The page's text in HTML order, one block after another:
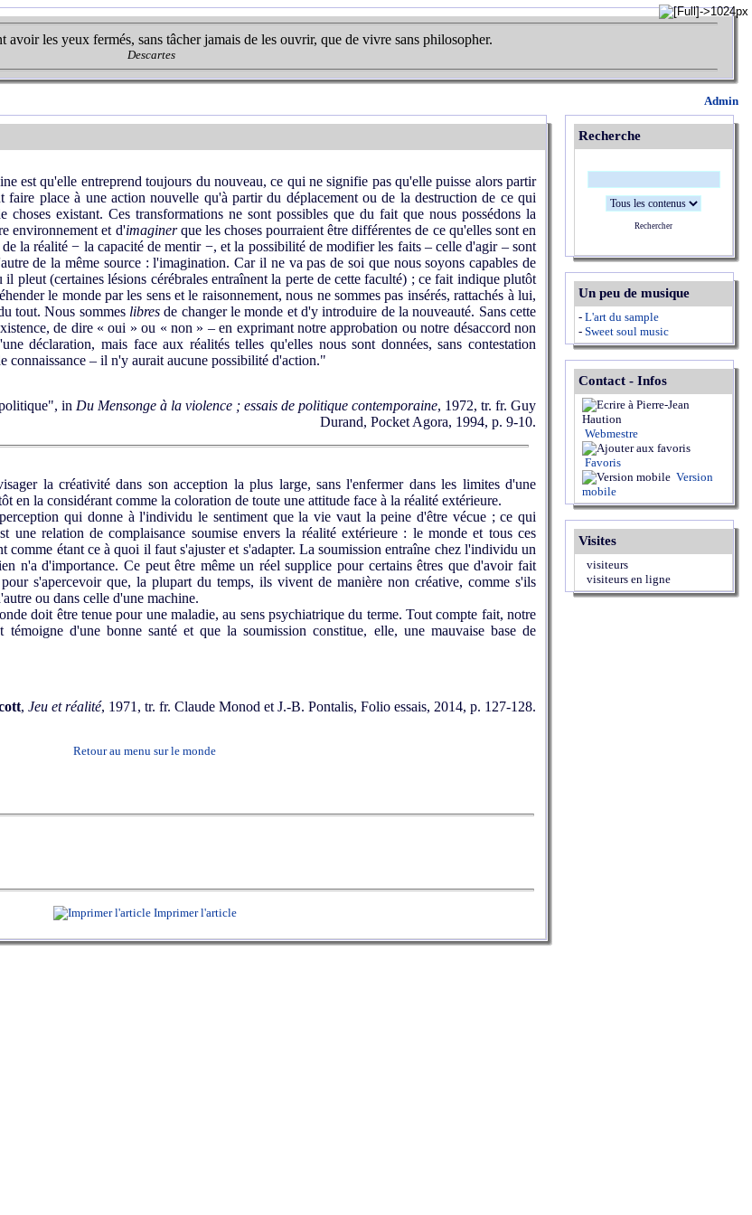
avoir les yeux fermés, sans tâcher jamais de les ouvrir, que de vivre sans philosopher.
Descartes
Admin
est qu'elle entreprend toujours du nouveau, ce qui ne signifie pas qu'elle puisse alors partir
place à une action nouvelle qu'à partir du déplacement ou de la destruction de ce qui
existant. Ces transformations ne sont possibles que du fait que nous possédons la
environnement et d'imaginerque les choses pourraient être différentes de ce qu'elles sont en
la réalité − la capacité de mentir −, et la possibilité de modifier les faits – celle d'agir – sont
de la même source : l'imagination. Car il ne va pas de soi que nous soyons capables de
pleut (certaines lésions cérébrales entraînent la perte de cette faculté) ; ce fait indique plutôt
le monde par les sens et le raisonnement, nous ne sommes pas insérés, rattachés à lui,
tout. Nous sommes libres de changer le monde et d'y introduire de la nouveauté. Sans cette
de dire « oui » ou « non » – en exprimant notre approbation ou notre désaccord non
déclaration, mais face aux réalités telles qu'elles nous sont données, sans contestation
connaissance – il n'y aurait aucune possibilité d'action."
in Du Mensonge à la violence ; essais de politique contemporaine, 1972, tr. fr. Guy
Durand, Pocket Agora, 1994, p. 9-10.
la créativité dans son acception la plus large, sans l'enfermer dans les limites d'une
en la considérant comme la coloration de toute une attitude face à la réalité extérieure.
qui donne à l'individu le sentiment que la vie vaut la peine d'être vécue ; ce qui
une relation de complaisance soumise envers la réalité extérieure : le monde et tous ces
comme étant ce à quoi il faut s'ajuster et s'adapter. La soumission entraîne chez l'individu un
n'a d'importance. Ce peut être même un réel supplice pour certains êtres que d'avoir fait
s'apercevoir que, la plupart du temps, ils vivent de manière non créative, comme s'ils
ou dans celle d'une machine.
doit être tenue pour une maladie, au sens psychiatrique du terme. Tout compte fait, notre
témoigne d'une bonne santé et que la soumission constitue, elle, une mauvaise base de
, Jeu et réalité, 1971, tr. fr. Claude Monod et J.-B. Pontalis, Folio essais, 2014, p. 127-128.
Retour au menu sur le monde
Imprimer l'article
Recherche
Rechercher
Un peu de musique
- L'art du sample
- Sweet soul music
Contact - Infos
Webmestre
Favoris
Version
mobile
Visites
visiteurs
visiteurs en ligne